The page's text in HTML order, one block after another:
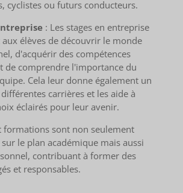
cyclistes ou futurs conducteurs.
: Les stages en entreprise
élèves de découvrir le monde
d'acquérir des compétences
de comprendre l'importance du
Cela leur donne également un
carrières et les aide à
éclairés pour leur avenir.
formations sont non seulement
le plan académique mais aussi
contribuant à former des
et responsables.